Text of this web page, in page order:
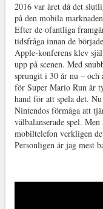
2016 var året då det
på den mobila
Efter de ofantliga
tidsfråga innan de
Apple-konferens klev
upp på scenen. Med
sprungit i 30 år nu –
för Super Mario Run är
hand för att spela det.
Nintendos förmåga att
välbalanserade spel.
mobiltelefon verkligen
Personligen är jag mest